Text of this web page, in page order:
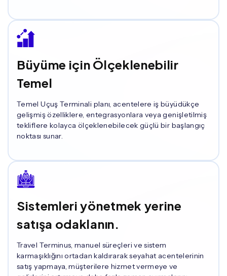
Büyüme için Ölçeklenebilir
Temel
Temel Uçuş Terminali planı, acentelere iş büyüdükçe
gelişmiş özelliklere, entegrasyonlara veya genişletilmiş
tekliflere kolayca ölçeklenebilecek güçlü bir başlangıç ​​
noktası sunar.
Sistemleri yönetmek yerine
satışa odaklanın.
Travel Terminus, manuel süreçleri ve sistem
karmaşıklığını ortadan kaldırarak seyahat acentelerinin
satış yapmaya, müşterilere hizmet vermeye ve